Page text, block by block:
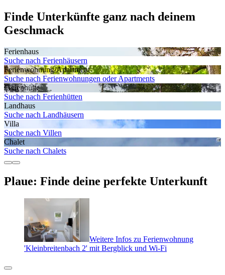
Finde Unterkünfte ganz nach deinem
Geschmack
Ferienhaus
Suche nach Ferienhäusern
Ferienwohnung/Apartment
Suche nach Ferienwohnungen oder Apartments
Ferienhütte
Suche nach Ferienhütten
Landhaus
Suche nach Landhäusern
Villa
Suche nach Villen
Chalet
Suche nach Chalets
Plaue: Finde deine perfekte Unterkunft
Weitere Infos zu Ferienwohnung
'Kleinbreitenbach 2' mit Bergblick und Wi-Fi